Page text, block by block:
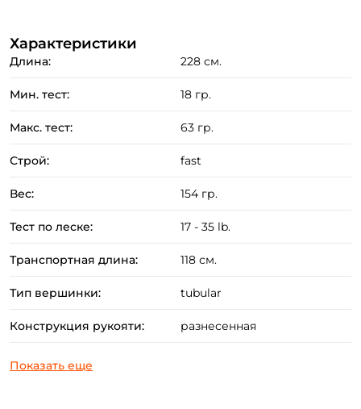
Ловля на отводной поводок и другие варианты
оснасток ("каролина", джиг-риг, токио-риг, дроп-шот).
Применение колеблющихся и вращающихся блёсен
высококачественного современного материала
концерна Toray.
Fuji Alconite в противозахлёстных рамах,
расставленные по специальной схеме.
достигается за счет информативной tubular
Характеристики
Длина: 228 см.
Мин. тест: 18 гр.
Макс. тест: 63 гр.
Строй: fast
Вес: 154 гр.
Тест по леске: 17 - 35 lb.
Транспортная длина: 118 см.
Тип вершинки: tubular
Конструкция рукояти: разнесенная